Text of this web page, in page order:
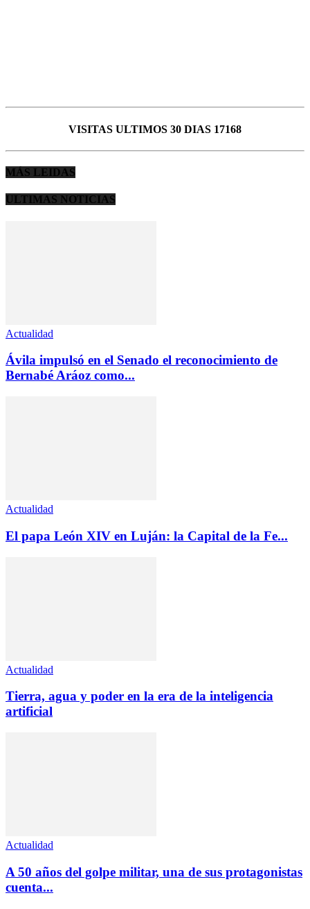
VISITAS ULTIMOS 30 DIAS 17168
MÁS LEIDAS
ULTIMAS NOTICIAS
Actualidad
Ávila impulsó en el Senado el reconocimiento de
Bernabé Aráoz como...
Actualidad
El papa León XIV en Luján: la Capital de la Fe...
Actualidad
Tierra, agua y poder en la era de la inteligencia
artificial
Actualidad
A 50 años del golpe militar, una de sus protagonistas
cuenta...